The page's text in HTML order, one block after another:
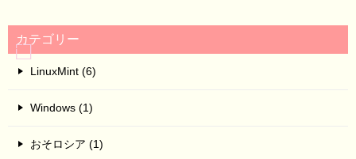
カテゴリー
LinuxMint (6)
Windows (1)
おそロシア (1)